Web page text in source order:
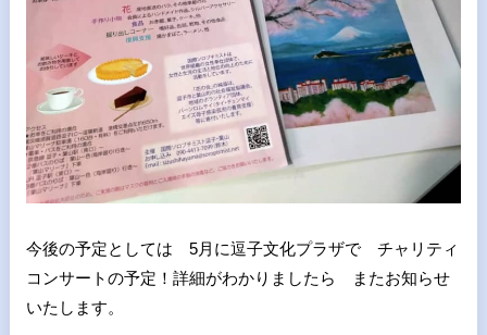
今後の予定としては 5月に逗子文化プラザで チャリティ
コンサートの予定！詳細がわかりましたら またお知らせ
いたします。